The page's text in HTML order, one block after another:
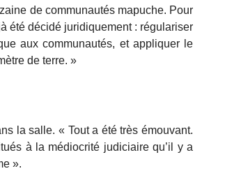
de communautés mapuche. Pour
été décidé juridiquement : régulariser
aux communautés, et appliquer le
de terre. »
la salle. « Tout a été très émouvant.
à la médiocrité judiciaire qu’il y a
».